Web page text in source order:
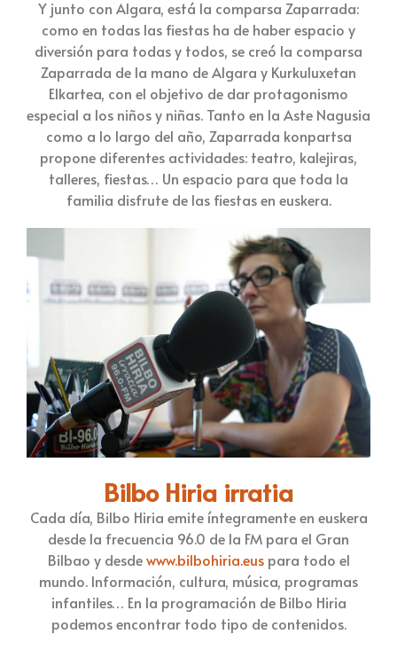
Y junto con Algara, está la comparsa Zaparrada:
como en todas las fiestas ha de haber espacio y
diversión para todas y todos, se creó la comparsa
Zaparrada de la mano de Algara y Kurkuluxetan
Elkartea, con el objetivo de dar protagonismo
especial a los niños y niñas. Tanto en la Aste Nagusia
como a lo largo del año, Zaparrada konpartsa
propone diferentes actividades: teatro, kalejiras,
talleres, fiestas… Un espacio para que toda la
familia disfrute de las fiestas en euskera.
Bilbo Hiria irratia
Cada día, Bilbo Hiria emite íntegramente en euskera
desde la frecuencia 96.0 de la FM para el Gran
Bilbao y desdewww.bilbohiria.euspara todo el
mundo. Información, cultura, música, programas
infantiles… En la programación de Bilbo Hiria
podemos encontrar todo tipo de contenidos.